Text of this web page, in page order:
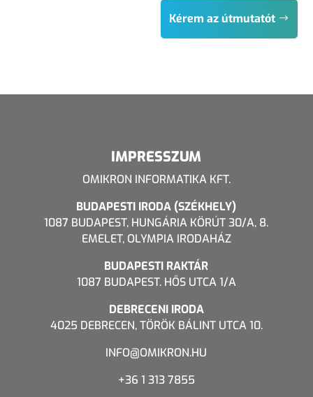
Kérem az útmutatót
IMPRESSZUM
OMIKRON INFORMATIKA KFT.
BUDAPESTI IRODA (SZÉKHELY)
1087 BUDAPEST, HUNGÁRIA KÖRÚT 30/A, 8.
EMELET, OLYMPIA IRODAHÁZ
BUDAPESTI RAKTÁR
1087 BUDAPEST. HŐS UTCA 1/A
DEBRECENI IRODA
4025 DEBRECEN, TÖRÖK BÁLINT UTCA 10.
INFO@OMIKRON.HU
+36 1 313 7855